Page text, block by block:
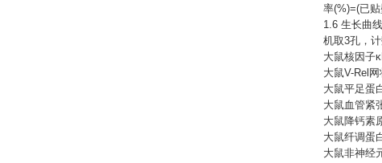
率(%)=(已
1.6 生长曲
机取3孔，
大鼠核因子
大鼠V-Rel
大鼠平足蛋
大鼠血管紧
大鼠降钙素
大鼠纤调蛋
大鼠非神经